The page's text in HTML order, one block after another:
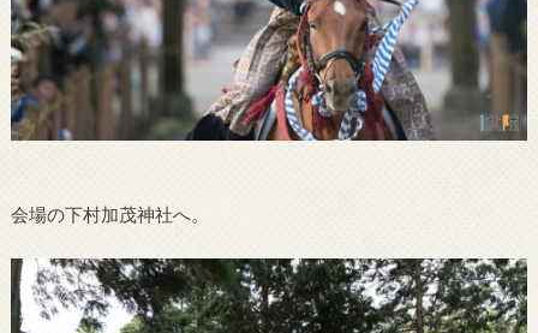
会場の下村加茂神社へ。